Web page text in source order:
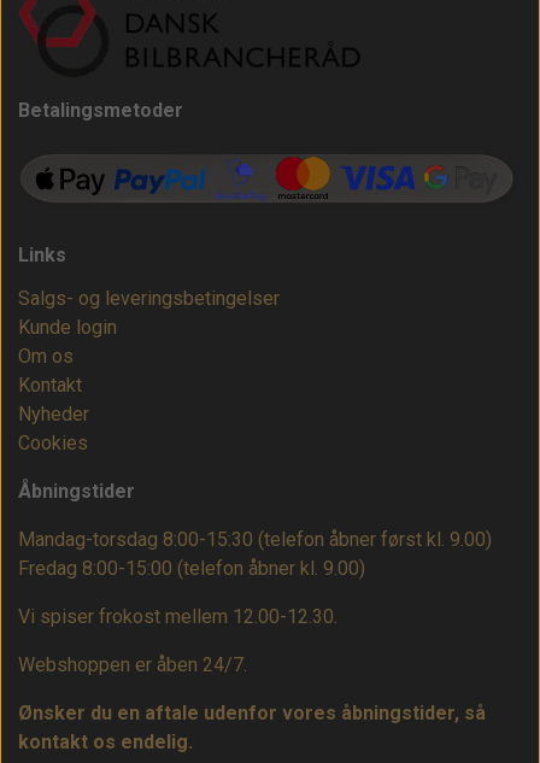
Betalingsmetoder
Links
Salgs- og leveringsbetingelser
Kunde login
Om os
Kontakt
Nyheder
Cookies
Åbningstider
Mandag-torsdag 8:00-15:30 (telefon åbner først kl. 9.00)
Fredag 8:00-15:00 (telefon åbner kl. 9.00)
Vi spiser frokost mellem 12.00-12.30.
Webshoppen er åben 24/7.
Ønsker du en aftale udenfor vores åbningstider, så
kontakt os endelig.